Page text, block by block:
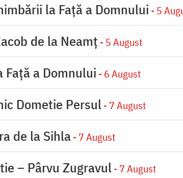
la Faţă a Domnului - 5
de la Neamț - 5 August
Faţă a Domnului - 6 August
Dometie Persul - 7 August
de la Sihla- 7 August
– Pârvu Zugravul - 7 August